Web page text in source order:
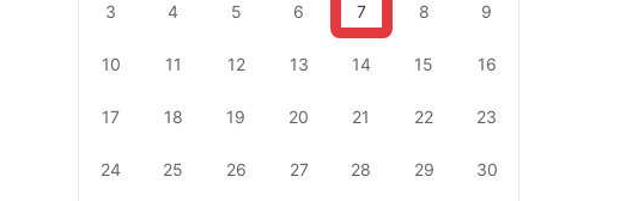
3 4 5 6 7 8 9
10 11 12 13 14 15 16
17 18 19 20 21 22 23
24 25 26 27 28 29 30